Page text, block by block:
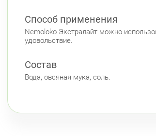
Способ применения
Nemoloko Экстралайт можно
удовольствие.
Состав
Вода, овсяная мука, соль.